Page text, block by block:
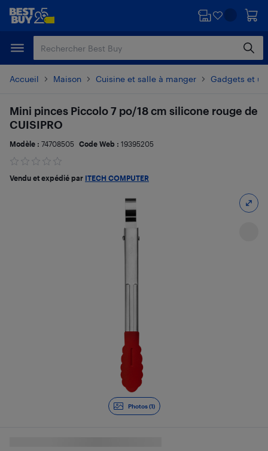
Passer
principal
Passer
Accueil Maison Cuisine et salle à manger Gadgets et
Photos (1)
Mini pinces Piccolo 7 po/18 cm silicone rouge de
CUISIPRO
Modèle : 74708505 Code Web : 19395205
Vendu et expédié par ITECH COMPUTER